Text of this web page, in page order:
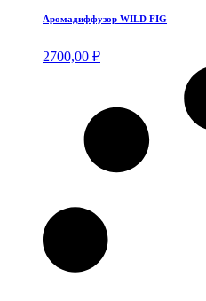
Аромадиффузор WILD FIG
2700,00 ₽